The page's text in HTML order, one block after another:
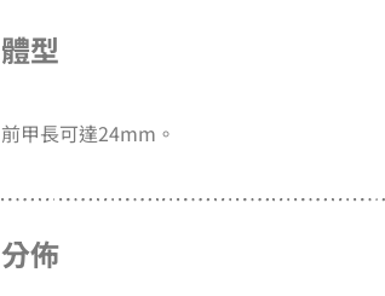
體型
前甲長可達24mm。
分佈